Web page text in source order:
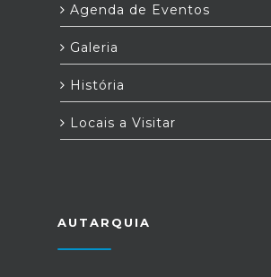
Agenda de Eventos
Galeria
História
Locais a Visitar
AUTARQUIA